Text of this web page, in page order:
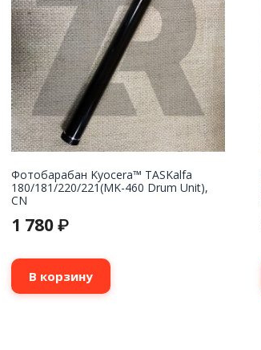
Фотобарабан Kyocera™ TASKalfa
180/181/220/221(MK-460 Drum Unit),
CN
1 780 ₽
В корзину